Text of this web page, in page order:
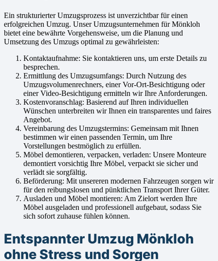
Ein strukturierter Umzugsprozess ist unverzichtbar für einen
erfolgreichen Umzug. Unser Umzugsunternehmen für Mönkloh
bietet eine bewährte Vorgehensweise, um die Planung und
Umsetzung des Umzugs optimal zu gewährleisten:
Kontaktaufnahme: Sie kontaktieren uns, um erste Details zu
besprechen.
Ermittlung des Umzugsumfangs: Durch Nutzung des
Umzugsvolumenrechners, einer Vor-Ort-Besichtigung oder
einer Video-Besichtigung ermitteln wir Ihre Anforderungen.
Kostenvoranschlag: Basierend auf Ihren individuellen
Wünschen unterbreiten wir Ihnen ein transparentes und faires
Angebot.
Vereinbarung des Umzugstermins: Gemeinsam mit Ihnen
bestimmen wir einen passenden Termin, um Ihre
Vorstellungen bestmöglich zu erfüllen.
Möbel demontieren, verpacken, verladen: Unsere Monteure
demontiert vorsichtig Ihre Möbel, verpackt sie sicher und
verlädt sie sorgfältig.
Beförderung: Mit unsereren modernen Fahrzeugen sorgen wir
für den reibungslosen und pünktlichen Transport Ihrer Güter.
Ausladen und Möbel montieren: Am Zielort werden Ihre
Möbel ausgeladen und professionell aufgebaut, sodass Sie
sich sofort zuhause fühlen können.
Entspannter Umzug Mönkloh
ohne Stress und Sorgen